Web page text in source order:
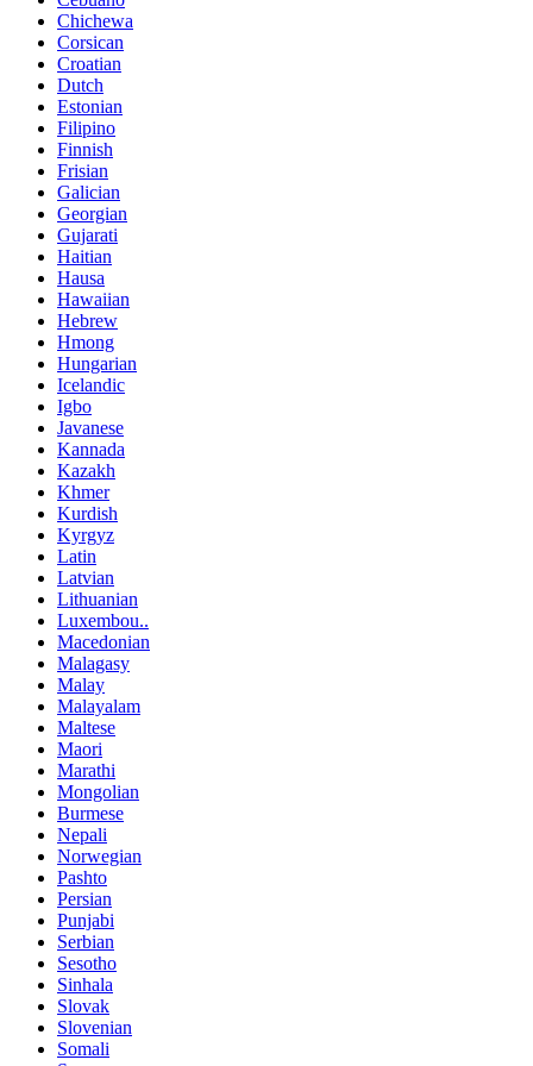
Chichewa
Corsican
Croatian
Dutch
Estonian
Filipino
Finnish
Frisian
Galician
Georgian
Gujarati
Haitian
Hausa
Hawaiian
Hebrew
Hmong
Hungarian
Icelandic
Igbo
Javanese
Kannada
Kazakh
Khmer
Kurdish
Kyrgyz
Latin
Latvian
Lithuanian
Luxembou..
Macedonian
Malagasy
Malay
Malayalam
Maltese
Maori
Marathi
Mongolian
Burmese
Nepali
Norwegian
Pashto
Persian
Punjabi
Serbian
Sesotho
Sinhala
Slovak
Slovenian
Somali